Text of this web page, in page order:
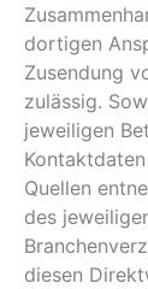
dortigen
Zusendung
zulässig.
jeweiligen
Quellen
des
diesen